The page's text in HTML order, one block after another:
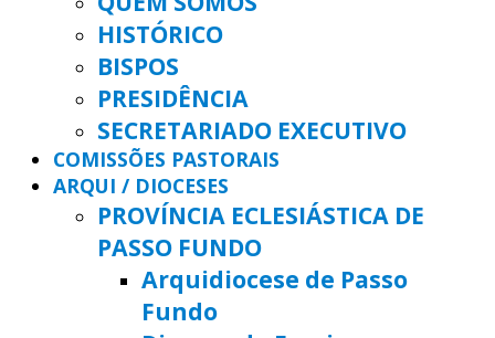
HISTÓRICO
BISPOS
PRESIDÊNCIA
SECRETARIADO EXECUTIVO
COMISSÕES PASTORAIS
ARQUI / DIOCESES
PROVÍNCIA ECLESIÁSTICA DE
PASSO FUNDO
Arquidiocese de Passo
Fundo